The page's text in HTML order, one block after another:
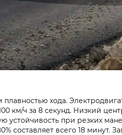
хода.
км/ч за 8 секунд. Низкий
устойчивость при резких
составляет всего 18 минут.